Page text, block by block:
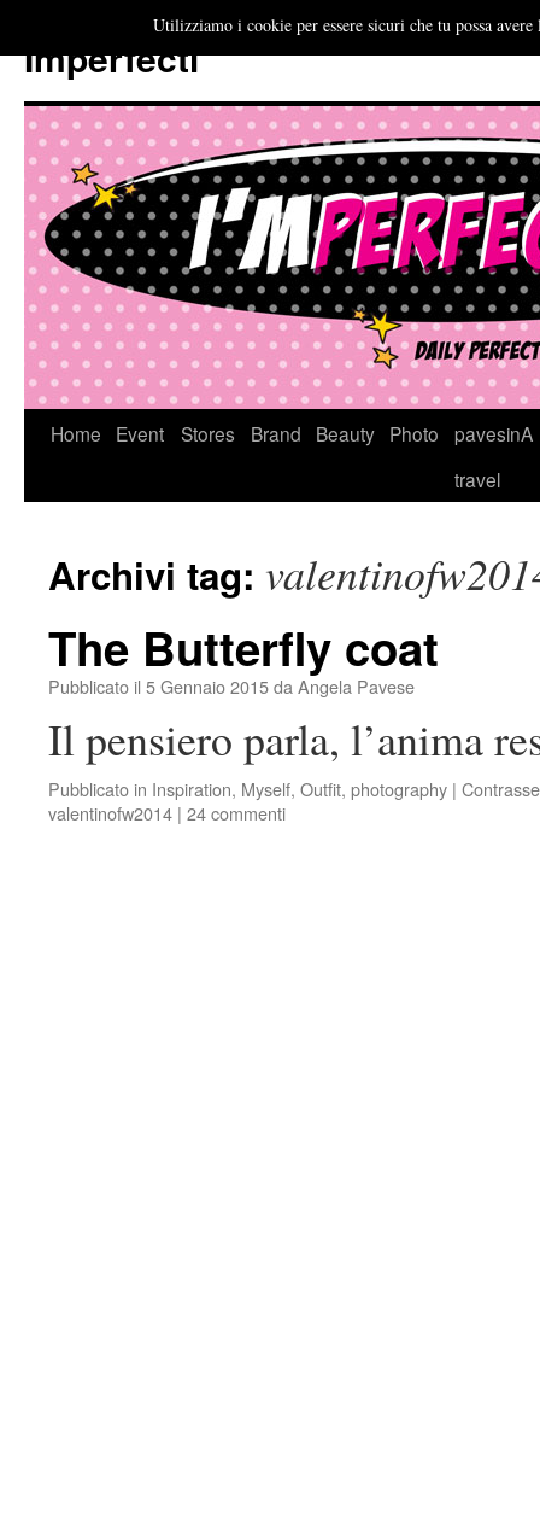
Imperfecti
VaiHome Event Stores Brand Beauty Photo
pavesinA
travel
Archivi tag:
The Butterfly coat
Pubblicato il 5 Gennaio 2015da Angela Pavese
Il pensiero parla, l’anima
Pubblicato in Inspiration, Myself, Outfit, photography |
valentinofw2014 | 24 commenti
Utilizziamo i cookie per essere sicuri che tu possa